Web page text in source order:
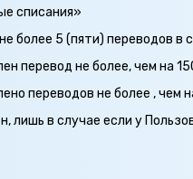
списания»
более 5 (пяти) переводов в
перевод не более, чем на
переводов не более , чем
в случае если у